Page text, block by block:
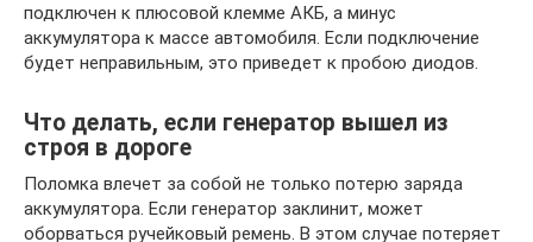
подключен к плюсовой клемме АКБ, а минус
аккумулятора к массе автомобиля. Если подключение
будет неправильным, это приведет к пробою диодов.
Что делать, если генератор вышел из
строя в дороге
Поломка влечет за собой не только потерю заряда
аккумулятора. Если генератор заклинит, может
оборваться ручейковый ремень. В этом случае потеряет